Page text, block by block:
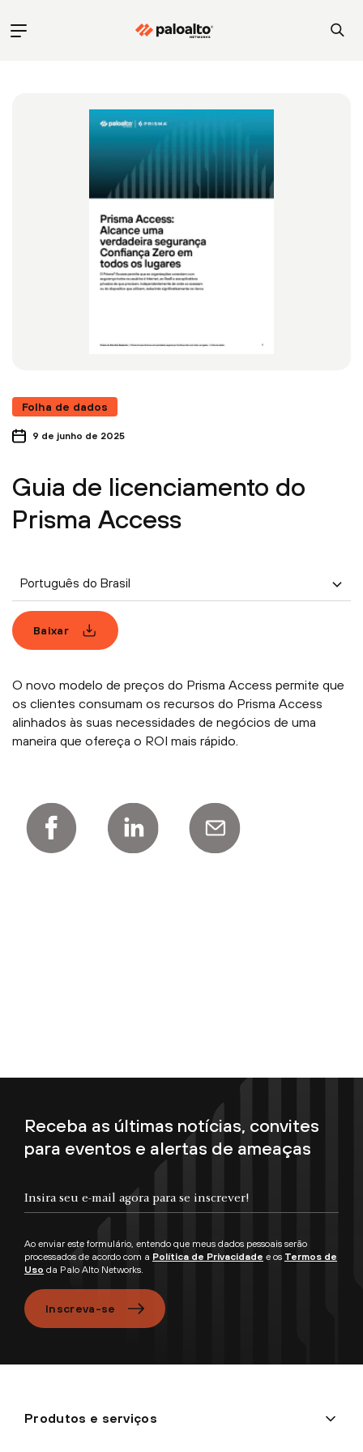
Folha de dados
9 de junho de 2025
Guia de licenciamento do
Prisma Access
Português do Brasil
Baixar
O novo modelo de preços do Prisma Access permite que
os clientes consumam os recursos do Prisma Access
alinhados às suas necessidades de negócios de uma
maneira que ofereça o ROI mais rápido.
Receba as últimas notícias, convites
para eventos e alertas de ameaças
Ao enviar este formulário, entendo que meus dados pessoais serão
processados de acordo com a Política de Privacidade e os Termos de
Uso da Palo Alto Networks.
Inscreva-se
Produtos e serviços